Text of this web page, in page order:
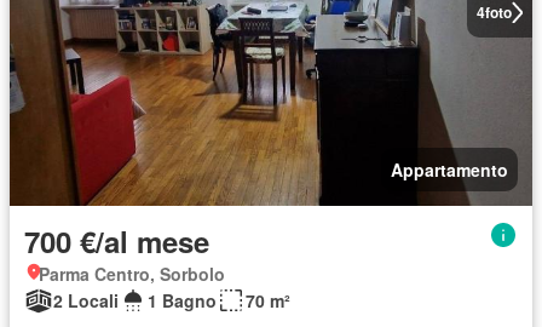
4foto
Appartamento
700 €/al mese
Parma Centro, Sorbolo
2 Locali
1 Bagno 70 m²